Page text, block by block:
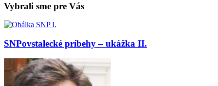
Vybrali sme pre Vás
SNPovstalecké príbehy – ukážka II.